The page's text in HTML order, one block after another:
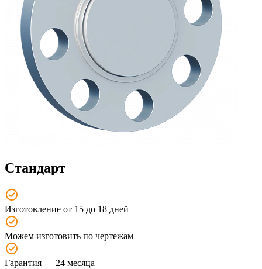
Стандарт
Изготовление от 15 до 18 дней
Можем изготовить по чертежам
Гарантия — 24 месяца